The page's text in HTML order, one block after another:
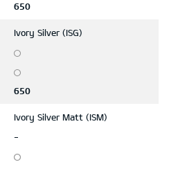
650
Ivory Silver (ISG)
650
Ivory Silver Matt (ISM)
-